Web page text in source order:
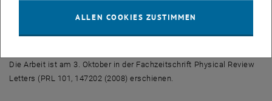
Materials durch lokale Verzerrungen infolge der Gallium Substitution
erklärt werden.
Die Arbeit ist am 3. Oktober in der Fachzeitschrift Physical Review
Letters (PRL 101, 147202 (2008) erschienen.
ALLEN COOKIES ZUSTIMMEN